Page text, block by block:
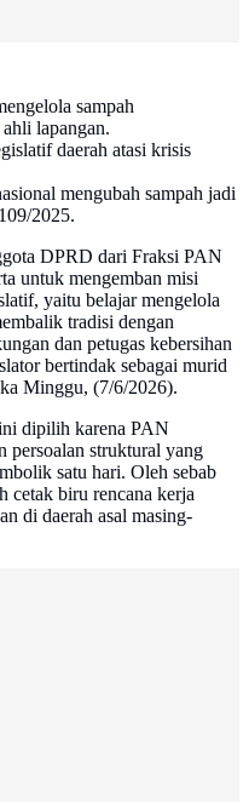
sampah
lapangan.
daerah atasi krisis
mengubah sampah jadi
2025.
DPRD dari Fraksi PAN
untuk mengemban misi
yaitu belajar mengelola
tradisi dengan
dan petugas kebersihan
bertindak sebagai murid
Minggu, (7/6/2026).
dipilih karena PAN
persoalan struktural yang
satu hari. Oleh sebab
cetak biru rencana kerja
di daerah asal masing-